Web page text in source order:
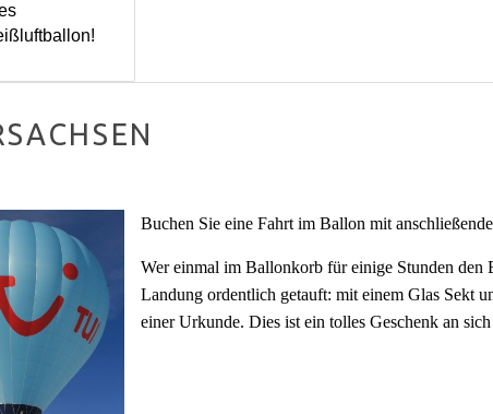
Buchen Sie eine Fahrt im Ballon mit
Wer einmal im Ballonkorb für einige Stunden den
Landung ordentlich getauft: mit einem Glas Sekt
einer Urkunde. Dies ist ein tolles Geschenk an